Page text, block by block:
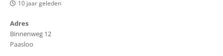
10 jaar geleden
Adres
Binnenweg 12
Paasloo